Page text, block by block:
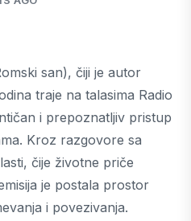
san), čiji je autor
traje na talasima Radio
i prepoznatljiv pristup
Kroz razgovore sa
čije životne priče
je postala prostor
i povezivanja.